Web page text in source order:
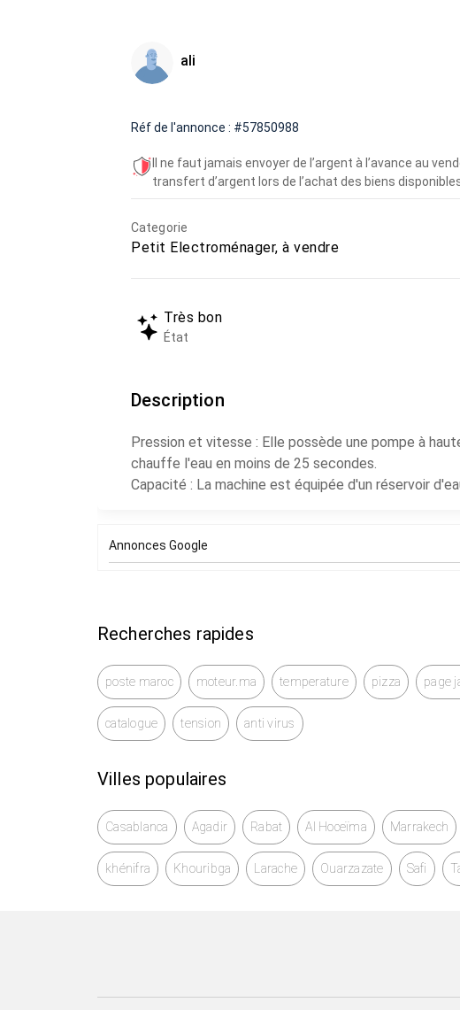
ali
Réf de l'annonce : #57850988
Il ne faut jamais envoyer de l’argent à l’avance au
transfert d’argent lors de l’achat des biens
Categorie
Petit Electroménager, à vendre
Très bon
État
Description
Pression et vitesse : Elle possède une pompe à
chauffe l'eau en moins de 25 secondes.
Capacité : La machine est équipée d'un réservoir
arrêt automatique pour économiser l'énergie.
Annonces Google
Recherches rapides
poste maroc moteur.ma temperature pizza page
catalogue tension anti virus
Villes populaires
Casablanca Agadir Rabat Al Hoceïma Marrakech
khénifra Khouribga Larache Ouarzazate Safi